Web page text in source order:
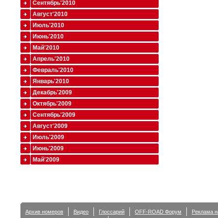
Сентябрь'2010
Август'2010
Июль'2010
Июнь'2010
Май'2010
Апрель'2010
Февраль'2010
Январь'2010
Декабрь'2009
Октябрь'2009
Сентябрь'2009
Август'2009
Июль'2009
Июнь'2009
Май'2009
Архив номеров Видео Глоссарий OFF-ROAD Форум Реклама